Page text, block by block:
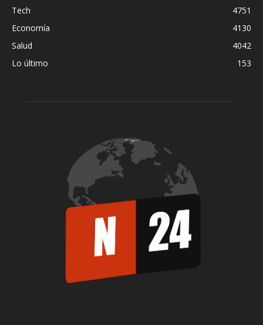
Tech
4751
Economía
4130
Salud
4042
Lo último
153